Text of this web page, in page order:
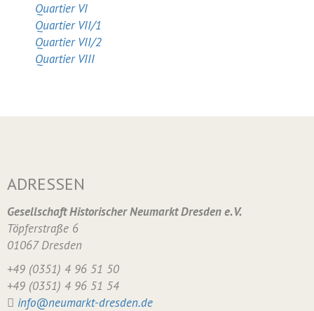
Quartier VI
Quartier VII/1
Quartier VII/2
Quartier VIII
ADRESSEN
Gesellschaft Historischer Neumarkt Dresden e. V.
Töpferstraße 6
01067 Dresden
+49 (0351) 4 96 51 50
+49 (0351) 4 96 51 54
info@neumarkt-dresden.de